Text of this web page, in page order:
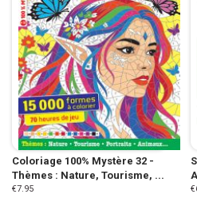
Coloriage 100% Mystère 32 -
Thèmes : Nature, Tourisme, ...
€7.95